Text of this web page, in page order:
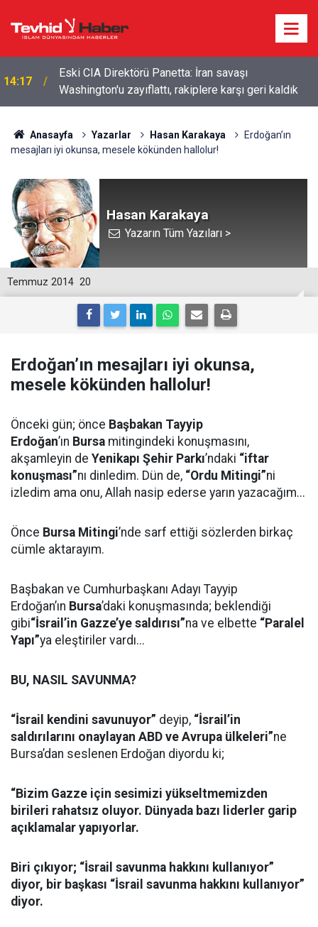
14:17
Eski CIA Direktörü Panetta: İran savaşı
Washington'u zayıflattı, rakiplere karşı geri kaldık
Anasayfa Yazarlar Hasan Karakaya
Erdoğan’ın
mesajları iyi okunsa, mesele kökünden hallolur!
Hasan Karakaya
Yazarın Tüm Yazıları >
20
Temmuz 2014
Erdoğan’ın mesajları iyi okunsa,
mesele kökünden hallolur!
Önceki gün; önce Başbakan Tayyip
Erdoğan’ın Bursa mitingindeki konuşmasını,
akşamleyin de Yenikapı Şehir Parkı’ndaki “iftar
konuşması”nı dinledim. Dün de, “Ordu Mitingi”ni
izledim ama onu, Allah nasip ederse yarın yazacağım...
Önce Bursa Mitingi’nde sarf ettiği sözlerden birkaç
cümle aktarayım.
Başbakan ve Cumhurbaşkanı Adayı Tayyip
Erdoğan’ın Bursa’daki konuşmasında; beklendiği
gibi“İsrail’in Gazze’ye saldırısı”na ve elbette “Paralel
Yapı”ya eleştiriler vardı...
BU, NASIL SAVUNMA?
“İsrail kendini savunuyor” deyip, “İsrail’in
saldırılarını onaylayan ABD ve Avrupa ülkeleri”ne
Bursa’dan seslenen Erdoğan diyordu ki;
“Bizim Gazze için sesimizi yükseltmemizden
birileri rahatsız oluyor. Dünyada bazı liderler garip
açıklamalar yapıyorlar.
Biri çıkıyor; “İsrail savunma hakkını kullanıyor”
diyor, bir başkası “İsrail savunma hakkını kullanıyor”
diyor.